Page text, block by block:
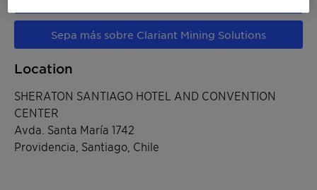
Sepa más sobre Clariant Mining Solutions
Location
SHERATON SANTIAGO HOTEL AND CONVENTION
CENTER
Avda. Santa María 1742
Providencia, Santiago, Chile